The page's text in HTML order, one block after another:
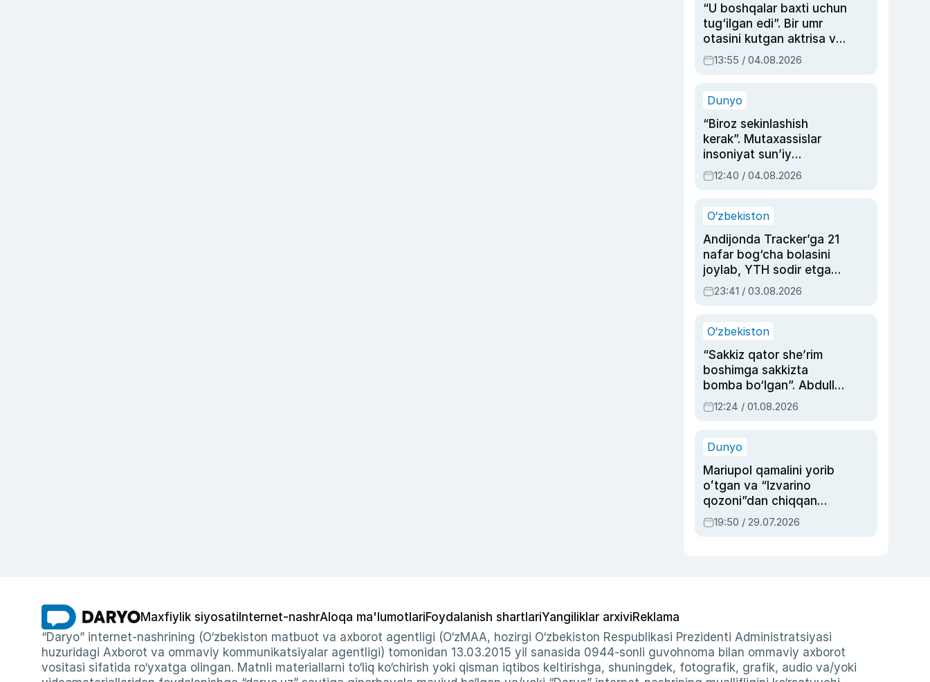
“U boshqalar baxti uchun
tug‘ilgan edi”. Bir umr
otasini kutgan aktrisa va
dublyaj ustasi Rimma
Ahmedovaning
13:55 / 04.08.2026
Dunyo
“Biroz sekinlashish
kerak”. Mutaxassislar
insoniyat sun’iy
intellektni boshqara
olmay qolishidan xavotir
12:40 / 04.08.2026
O‘zbekiston
Andijonda Tracker’ga 21
nafar bog‘cha bolasini
joylab, YTH sodir etgan
ayolga sud hukmi o‘qildi
23:41 / 03.08.2026
O‘zbekiston
“Sakkiz qator she’rim
boshimga sakkizta
bomba bo‘lgan”. Abdulla
Oripovni siyosiy
ayblovlardan asrab
12:24 / 01.08.2026
Dunyo
Mariupol qamalini yorib
oʻtgan va “Izvarino
qozoni”dan chiqqan
qahramon — Ukraina
armiyasi bosh
19:50 / 29.07.2026
Maxfiylik siyosati Internet-nashrAloqa ma'lumotlariFoydalanish shartlariYangiliklar arxiviReklama
“Daryo” internet-nashrining (O‘zbekiston matbuot va axborot agentligi (O‘zMAA, hozirgi O‘zbekiston Respublikasi Prezidenti Administratsiyasi
huzuridagi Axborot va ommaviy kommunikatsiyalar agentligi) tomonidan 13.03.2015 yil sanasida 0944-sonli guvohnoma bilan ommaviy axborot
vositasi sifatida ro‘yxatga olingan. Matnli materiallarni to‘liq ko‘chirish yoki qisman iqtibos keltirishga, shuningdek, fotografik, grafik, audio va/yoki